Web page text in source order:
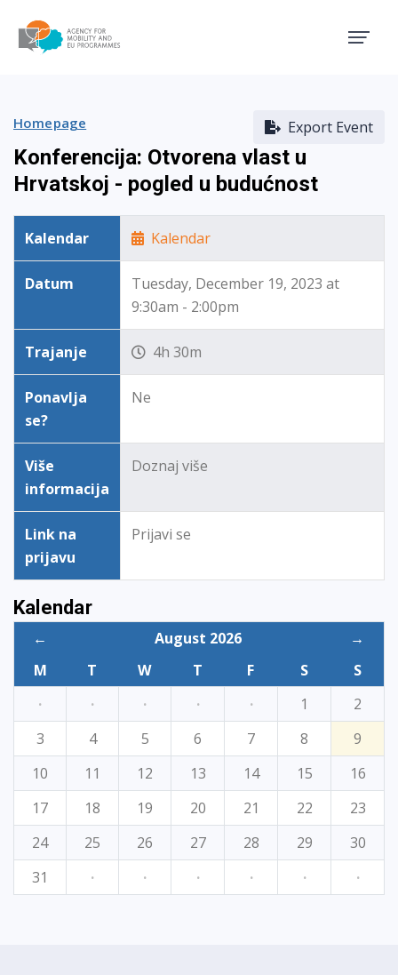
Export Event
Homepage
Konferencija: Otvorena vlast u
Hrvatskoj - pogled u budućnost
Kalendar Kalendar
Datum
Tuesday, December 19, 2023 at
9:30am - 2:00pm
Trajanje 4h 30m
Ponavlja
se?
Ne
Više
informacija
Doznaj više
Link na
prijavu
Prijavi se
Kalendar
← August 2026
→
M
T W T F S
S
·
· · · · 1
2
3
4 5 6 7 8
9
10
11 12 13 14 15
16
17
18 19 20 21 22
23
24
25 26 27 28 29
30
31
· · · · · ·